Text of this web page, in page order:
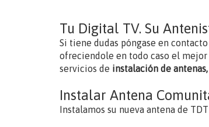
Tu Digital TV. Su
Si tiene dudas póngase en
ofreciendole en todo caso el
servicios de instalación de
Instalar Antena
Instalamos su nueva antena de